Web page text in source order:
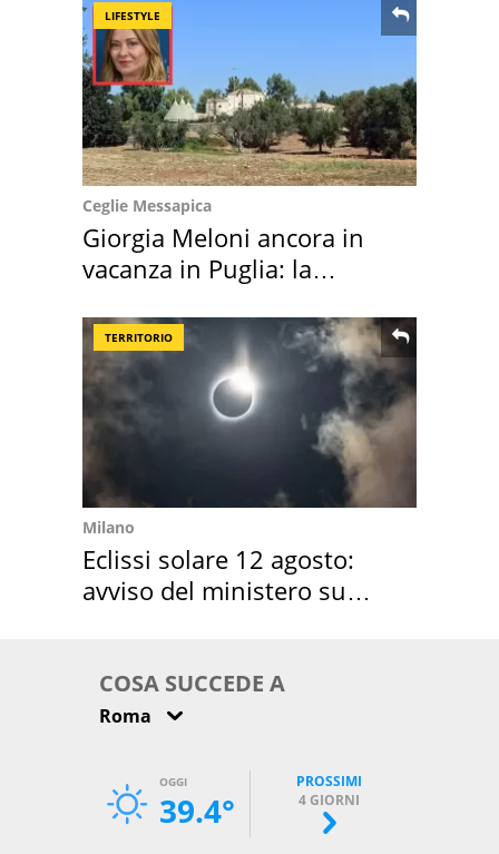
LIFESTYLE
Ceglie Messapica
Giorgia Meloni ancora in
vacanza in Puglia: la
TERRITORIO
Milano
Eclissi solare 12 agosto:
avviso del ministero su